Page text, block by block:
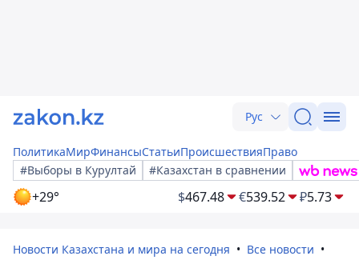
Рус
ПолитикаМирФинансыСтатьиПроисшествияПраво
#Выборы в Курултай
#Казахстан в сравнении
+29° $467.48 €539.52 ₽5.73
Новости Казахстана и мира на сегодня
Все новости